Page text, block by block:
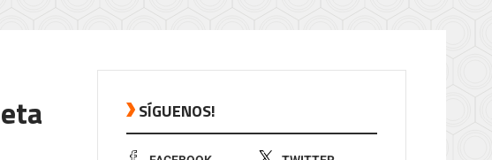
SÍGUENOS!